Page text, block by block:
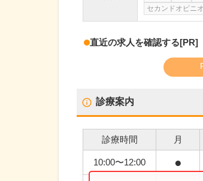
セカンドオピニ
直近の求人を確認する[PR]
診療案内
診療時間 月
10:00〜12:00 ●